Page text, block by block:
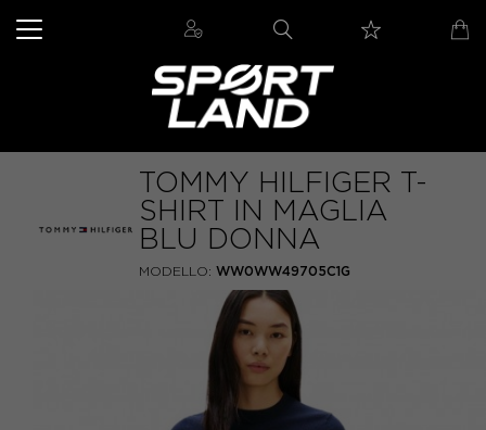
TOMMY HILFIGER T-
SHIRT IN MAGLIA
BLU DONNA
MODELLO: WW0WW49705C1G